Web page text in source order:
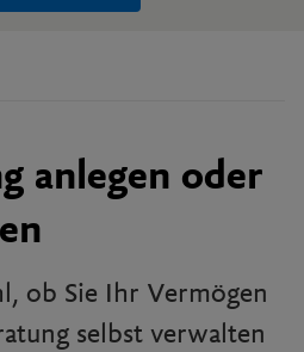
anlegen oder
ob Sie Ihr Vermögen
selbst verwalten